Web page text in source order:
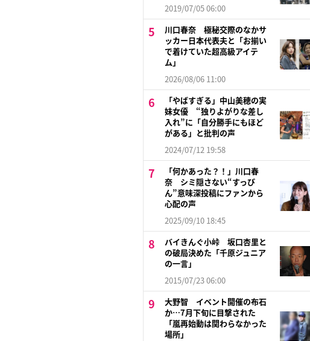
2019/07/05 06:00
川口春奈 極秘交際のなかサ
ッカー日本代表夫と「お揃い
で着けていた超高級アイテ
ム」
2026/08/06 11:00
「やばすぎる」中山美穂の実
妹女優 “独りよがりな差し
入れ”に「自分勝手にもほど
がある」と批判の声
2024/07/12 19:58
「何かあった？！」川口春
奈 シミ隠さない“すっぴ
ん”意味深投稿にファンから
心配の声
2025/09/10 18:45
バイきんぐ小峠 坂口杏里と
の破局決めた「千原ジュニア
の一言」
2015/07/23 06:00
大野智 イベント開催の布石
か…7月下旬に目撃された
「嵐再始動は関わらなかった
場所」